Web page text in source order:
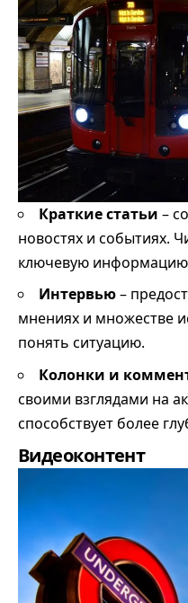
Краткие статьи –
новостях и событиях.
ключевую
Интервью–
мнениях и множестве
понять ситуацию.
Колонки и
своими взглядами на
способствует более
Видеоконтент